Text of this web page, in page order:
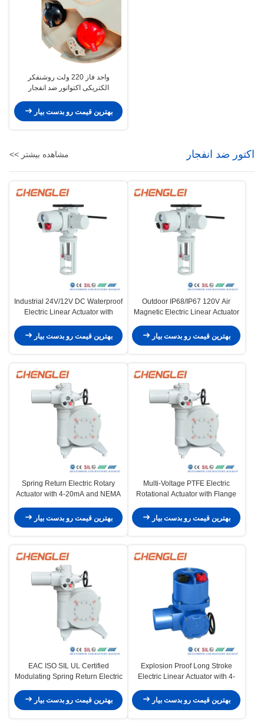
واحد فاز 220 ولت روشنفکر
الکتریکی اکتواتور ضد انفجار
بهترین قیمت رو بدست بیار
اکتور ضد انفجار مشاهده بیشتر >>
Outdoor IP68/IP67 120V Air
Magnetic Electric Linear Actuator
Butterfly Valve
بهترین قیمت رو بدست بیار
Industrial 24V/12V DC Waterproof
Electric Linear Actuator with
Max Thrust 10000N
بهترین قیمت رو بدست بیار
Multi-Voltage PTFE Electric
Rotational Actuator with Flange
Valve/Damper/HVAC Applications
بهترین قیمت رو بدست بیار
Spring Return Electric Rotary
Actuator with 4-20mA and NEMA
Actuator
بهترین قیمت رو بدست بیار
Explosion Proof Long Stroke
Electric Linear Actuator with 4-
Valve Control
بهترین قیمت رو بدست بیار
EAC ISO SIL UL Certified
Modulating Spring Return Electric
Actuator
بهترین قیمت رو بدست بیار